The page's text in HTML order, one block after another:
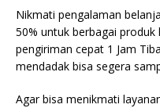
Nikmati pengalaman
50% untuk berbagai
pengiriman cepat 1 Jam
mendadak bisa segera
Agar bisa menikmati